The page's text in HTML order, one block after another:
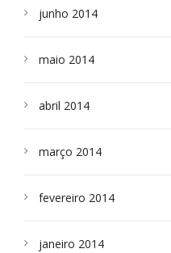
junho 2014
maio 2014
abril 2014
março 2014
fevereiro 2014
janeiro 2014